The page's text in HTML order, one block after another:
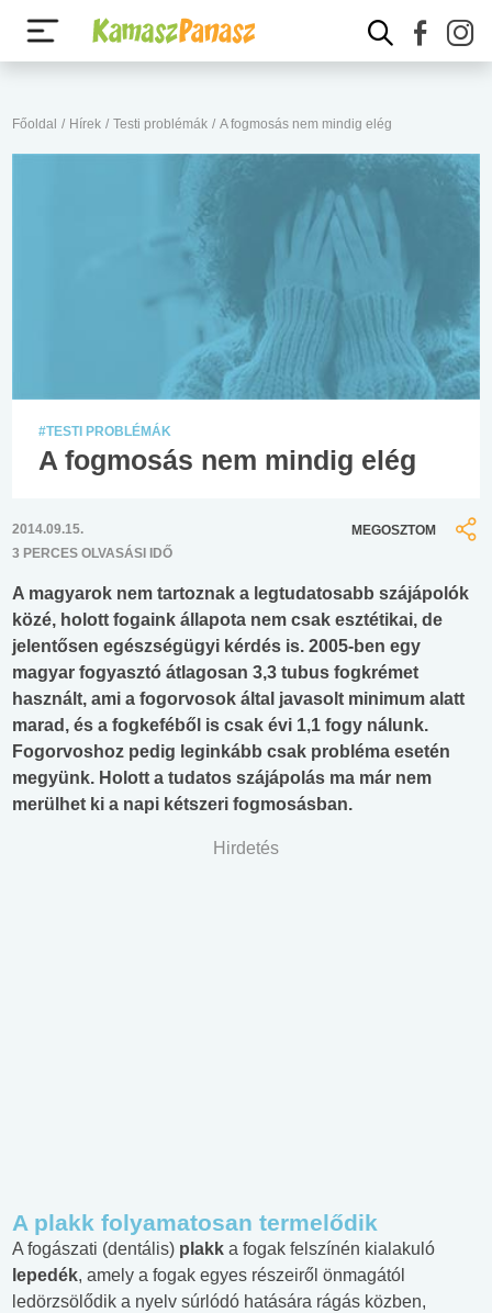
Főoldal / Hírek / Testi problémák / A fogmosás nem mindig elég
#TESTI PROBLÉMÁK
A fogmosás nem mindig elég
2014.09.15.
3 PERCES OLVASÁSI IDŐ
MEGOSZTOM
A magyarok nem tartoznak a legtudatosabb szájápolók
közé, holott fogaink állapota nem csak esztétikai, de
jelentősen egészségügyi kérdés is. 2005-ben egy
magyar fogyasztó átlagosan 3,3 tubus fogkrémet
használt, ami a fogorvosok által javasolt minimum alatt
marad, és a fogkeféből is csak évi 1,1 fogy nálunk.
Fogorvoshoz pedig leginkább csak probléma esetén
megyünk. Holott a tudatos szájápolás ma már nem
merülhet ki a napi kétszeri fogmosásban.
Hirdetés
A plakk folyamatosan termelődik
A fogászati (dentális) plakk a fogak felszínén kialakuló
lepedék, amely a fogak egyes részeiről önmagától
ledörzsölődik a nyelv súrlódó hatására rágás közben,